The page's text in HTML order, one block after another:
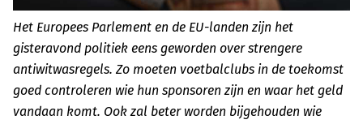
Het Europees Parlement en de EU-landen zijn het
gisteravond politiek eens geworden over strengere
antiwitwasregels. Zo moeten voetbalclubs in de toekomst
goed controleren wie hun sponsoren zijn en waar het geld
vandaan komt. Ook zal beter worden bijgehouden wie